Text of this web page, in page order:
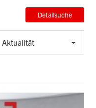
Detailsuche
Aktualität